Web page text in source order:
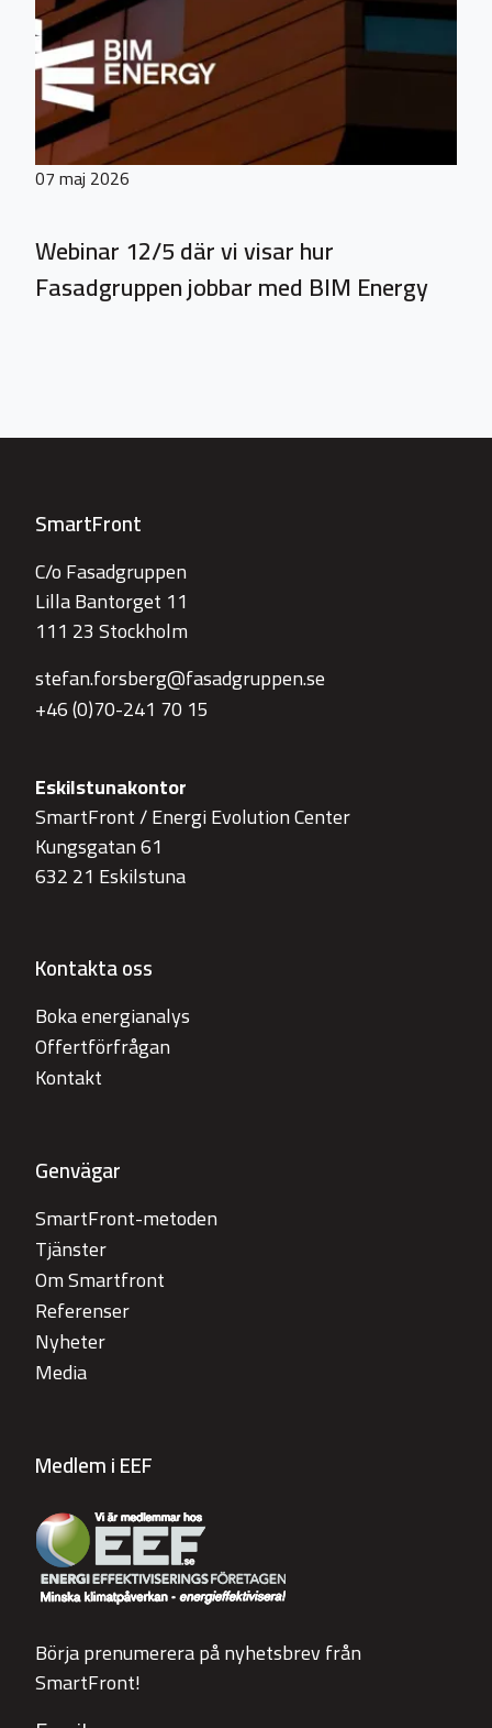
07 maj 2026
Webinar 12/5 där vi visar hur
Fasadgruppen jobbar med BIM Energy
SmartFront
C/o Fasadgruppen
Lilla Bantorget 11
111 23 Stockholm
stefan.forsberg@fasadgruppen.se
+46 (0)70-241 70 15
Eskilstunakontor
SmartFront / Energi Evolution Center
Kungsgatan 61
632 21 Eskilstuna
Kontakta oss
Boka energianalys
Offertförfrågan
Kontakt
Genvägar
SmartFront-metoden
Tjänster
Om Smartfront
Referenser
Nyheter
Media
Medlem i EEF
Börja prenumerera på nyhetsbrev från
SmartFront!